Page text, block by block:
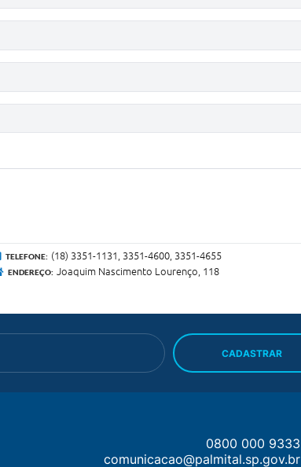
TELEFONE: (18) 3351-1131, 3351-4600, 3351-4655
ENDEREÇO: Joaquim Nascimento Lourenço, 118
CADASTRAR
0800 000 9333
comunicacao@palmital.sp.gov.br